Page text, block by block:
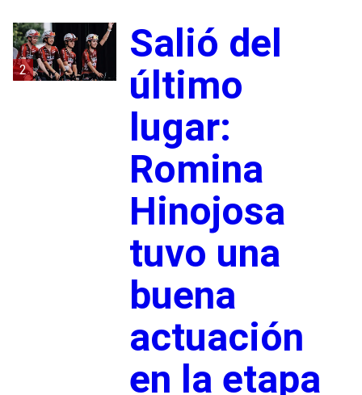
2
Salió del
último
lugar:
Romina
Hinojosa
tuvo una
buena
actuación
en la etapa